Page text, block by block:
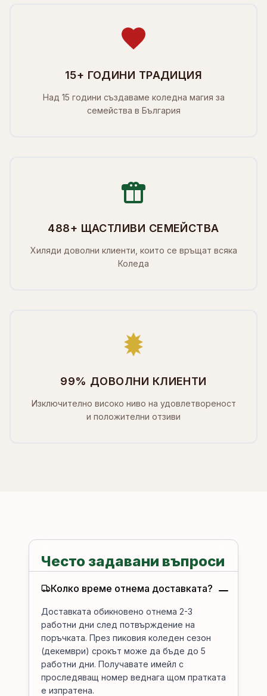
15+ ГОДИНИ ТРАДИЦИЯ
Над 15 години създаваме коледна магия за
семейства в България
488+ ЩАСТЛИВИ СЕМЕЙСТВА
Хиляди доволни клиенти, които се връщат всяка
Коледа
99% ДОВОЛНИ КЛИЕНТИ
Изключително високо ниво на удовлетвореност
и положителни отзиви
Често задавани въпроси
Колко време отнема доставката?
Доставката обикновено отнема 2-3
работни дни след потвърждение на
поръчката. През пиковия коледен сезон
(декември) срокът може да бъде до 5
работни дни. Получавате имейл с
проследяващ номер веднага щом пратката
е изпратена.